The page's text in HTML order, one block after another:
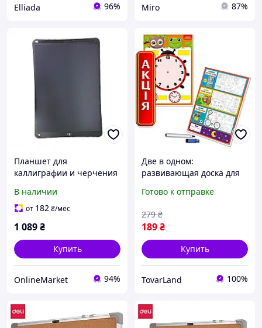
Elliada 96% Miro 87%
Планшет для
каллиграфии и черчения
В наличии
от 182₴/мес
1 089₴
Купить
OnlineMarket 94%
Две в одном:
развивающая доска для
планирования дня,
Готово к отправке
189₴
279 ₴
Купить
TovarLand 100%